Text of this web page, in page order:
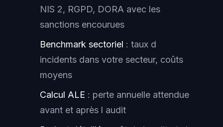
NIS 2, RGPD, DORA avec les
sanctions encourues
Benchmark sectoriel : taux d
incidents dans votre secteur, coûts
moyens
Calcul ALE : perte annuelle attendue
avant et après l audit